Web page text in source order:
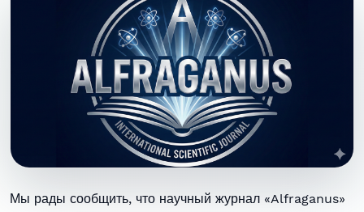
Мы рады сообщить, что научный журнал «Alfraganus»